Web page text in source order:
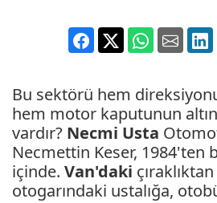
Bu sektörü hem
hem motor kaputunun
vardır? Necmi Usta
Necmettin Keser, 1984'ten
içinde. Van'daki
otogarındaki ustalığa,